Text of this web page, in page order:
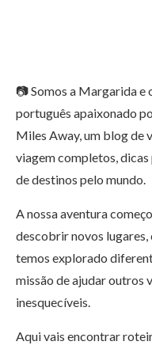
📷 Somos a Margarida e
português apaixonado
Miles Away, um blog de
viagem completos, dicas
de destinos pelo mundo.
A nossa aventura
descobrir novos lugares,
temos explorado
missão de ajudar outros
inesquecíveis.
Aqui vais encontrar